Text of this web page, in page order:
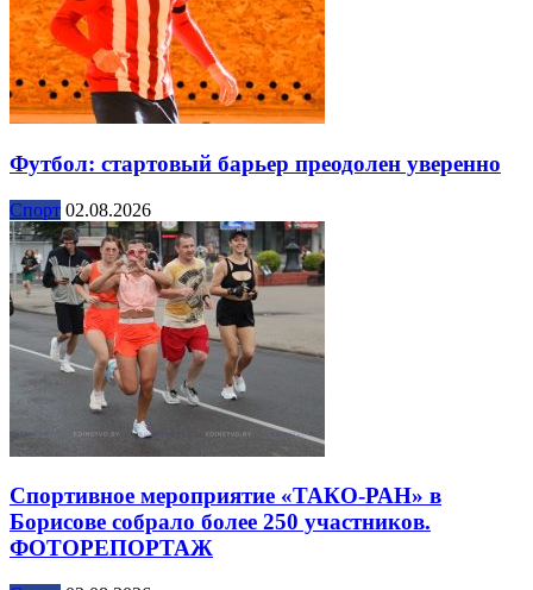
Футбол: стартовый барьер преодолен уверенно
Спорт 02.08.2026
Спортивное мероприятие «ТАКО-РАН» в
Борисове собрало более 250 участников.
ФОТОРЕПОРТАЖ